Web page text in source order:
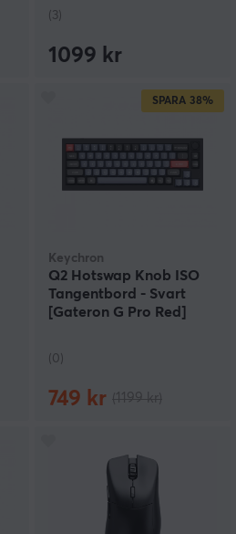
(3)
1099 kr
SPARA 38%
Keychron
Q2 Hotswap Knob ISO
Tangentbord - Svart
[Gateron G Pro Red]
(0)
749 kr